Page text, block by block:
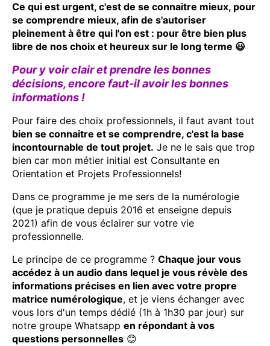
Ce qui est urgent, c'est de se connaitre mieux, pour
se comprendre mieux, afin de s'autoriser
pleinement à être qui l'on est : pour être bien plus
libre de nos choix et heureux sur le long terme 😃
Pour y voir clair et prendre les bonnes
décisions, encore faut-il avoir les bonnes
informations !
Pour faire des choix professionnels, il faut avant tout
bien se connaitre et se comprendre, c'est la base
incontournable de tout projet. Je ne le sais que trop
bien car mon métier initial est Consultante en
Orientation et Projets Professionnels!
Dans ce programme je me sers de la numérologie
(que je pratique depuis 2016 et enseigne depuis
2021) afin de vous éclairer sur votre vie
professionnelle.
Le principe de ce programme ? Chaque jour vous
accédez à un audio dans lequel je vous révèle des
informations précises en lien avec votre propre
matrice numérologique, et je viens échanger avec
vous lors d'un temps dédié (1h à 1h30 par jour) sur
notre groupe Whatsapp en répondant à vos
questions personnelles 😊